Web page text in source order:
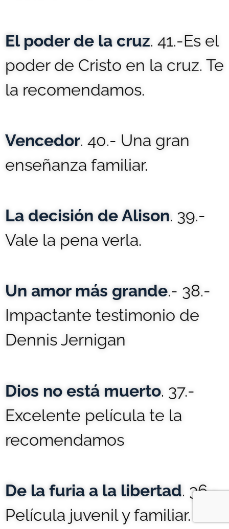
El poder de la cruz. 41.-Es el
poder de Cristo en la cruz. Te
la recomendamos.
Vencedor. 40.- Una gran
enseñanza familiar.
La decisión de Alison. 39.-
Vale la pena verla.
Un amor más grande.- 38.-
Impactante testimonio de
Dennis Jernigan
Dios no está muerto. 37.-
Excelente película te la
recomendamos
De la furia a la libertad. 36.-
Película juvenil y familiar.